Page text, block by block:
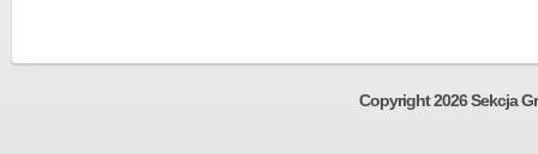
Copyright 2026 Sekcja